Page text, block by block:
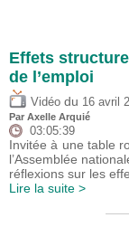
Effets
de l’emploi
Vidéo du 16 avril
Par Axelle Arquié
03:05:39
Invitée à une table
l’Assemblée
réflexions sur les
Lire la suite >